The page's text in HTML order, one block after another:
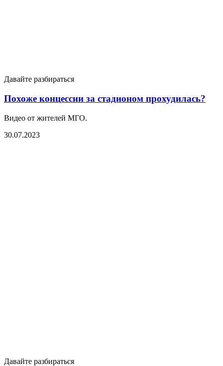
Давайте разбираться
Похоже концессии за стадионом прохудилась?
Видео от жителей МГО.
30.07.2023
Давайте разбираться